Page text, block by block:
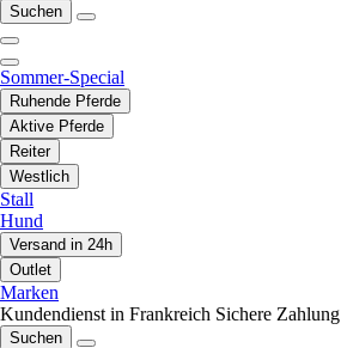
Suchen
Sommer-Special
Ruhende Pferde
Aktive Pferde
Reiter
Westlich
Stall
Hund
Versand in 24h
Outlet
Marken
Kundendienst in Frankreich Sichere Zahlung
Suchen